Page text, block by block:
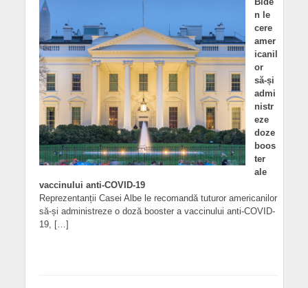
n le
cere
amer
icanil
or
să-și
admi
nistr
eze
doze
boos
ter
ale
vaccinului anti-COVID-19
Reprezentanții Casei Albe le recomandă tuturor americanilor
să-și administreze o doză booster a vaccinului anti-COVID-
19, […]